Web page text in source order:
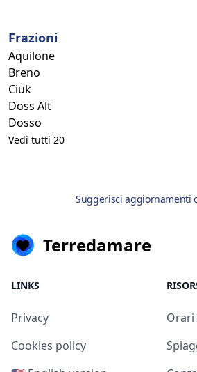
Frazioni
Aquilone
Breno
Ciuk
Doss Alt
Dosso
Vedi tutti 20
Suggerisci aggiornamenti
Terredamare
LINKS
Privacy
Cookies policy